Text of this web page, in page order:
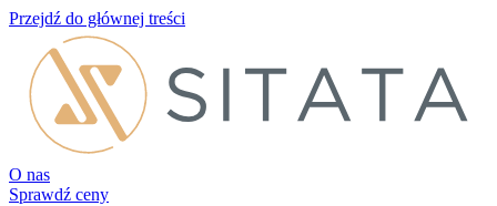
Przejdź do głównej treści
O nas
Sprawdź ceny